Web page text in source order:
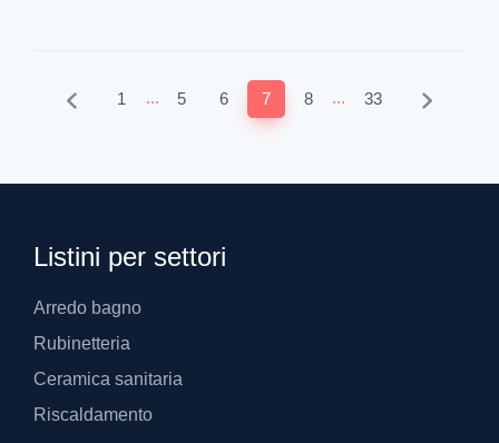
1 ... 5 6 7 8 ... 33
Listini per settori
Arredo bagno
Rubinetteria
Ceramica sanitaria
Riscaldamento